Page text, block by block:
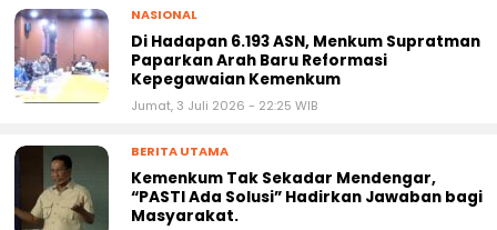
NASIONAL
Di Hadapan 6.193 ASN, Menkum Supratman
Paparkan Arah Baru Reformasi
Kepegawaian Kemenkum
Jumat, 3 Juli 2026 - 22:25 WIB
BERITA UTAMA
Kemenkum Tak Sekadar Mendengar,
“PASTI Ada Solusi” Hadirkan Jawaban bagi
Masyarakat.